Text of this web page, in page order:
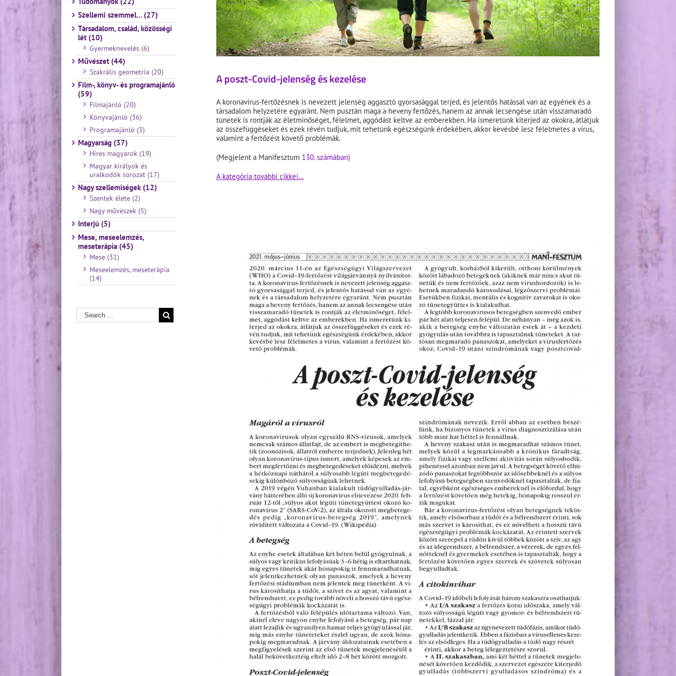
A poszt-Covid-jelenség és kezelése
A koronavírus-fertőzésnek is nevezett jelenség aggasztó gyorsasággal terjed, és jelentős hatással van az egyének és a
társadalom helyzetére egyaránt. Nem pusztán maga a heveny fertőzés, hanem az annak lecsengése után visszamaradó
tünetek is rontják az életminőséget, félelmet, aggódást keltve az emberekben. Ha ismeretünk kiterjed az okokra, átlátjuk
az összefüggéseket és ezek révén tudjuk, mit tehetünk egészségünk érdekében, akkor kevésbé lesz félelmetes a vírus,
valamint a fertőzést követő problémák.
(Megjelent a Manifesztum 130. számában)
A kategória további cikkei…
Szellemi szemmel… (27)
Társadalom, család, közösségi
lét (10)
Gyermeknevelés (6)
Művészet (44)
Szakrális geometria (20)
Film-, könyv- és programajánló
(59)
Filmajánló (20)
Könyvajánló (36)
Programajánló (3)
Magyarság (37)
Híres magyarok (19)
Magyar királyok és
uralkodók sorozat (17)
Nagy szellemiségek (12)
Szentek élete (2)
Nagy művészek (5)
Interjú (5)
Mese, meseelemzés,
meseterápia (45)
Mese (31)
Meseelemzés, meseterápia
(14)